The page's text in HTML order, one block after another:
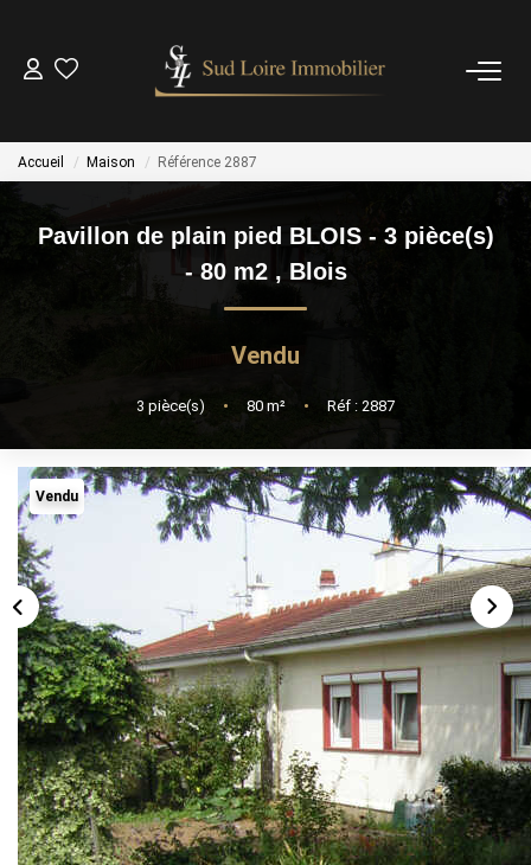
NOS BIENS VENDUS
ESTIMATION
OUTILS
CONTACT
Accueil Maison Référence 2887
Pavillon de plain pied BLOIS - 3 pièce(s)
- 80 m2 , Blois
Vendu
3 pièce(s) • 80 m² • Réf : 2887
Vendu